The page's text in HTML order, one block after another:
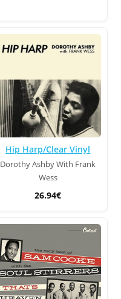
Hip Harp/Clear Vinyl
Dorothy Ashby With Frank
Wess
26.94€